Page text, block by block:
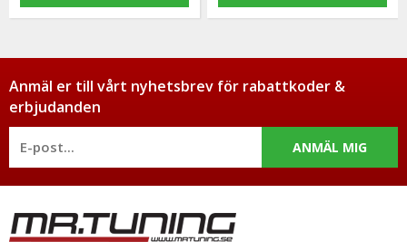
Anmäl er till vårt nyhetsbrev för rabattkoder &
erbjudanden
ANMÄL MIG